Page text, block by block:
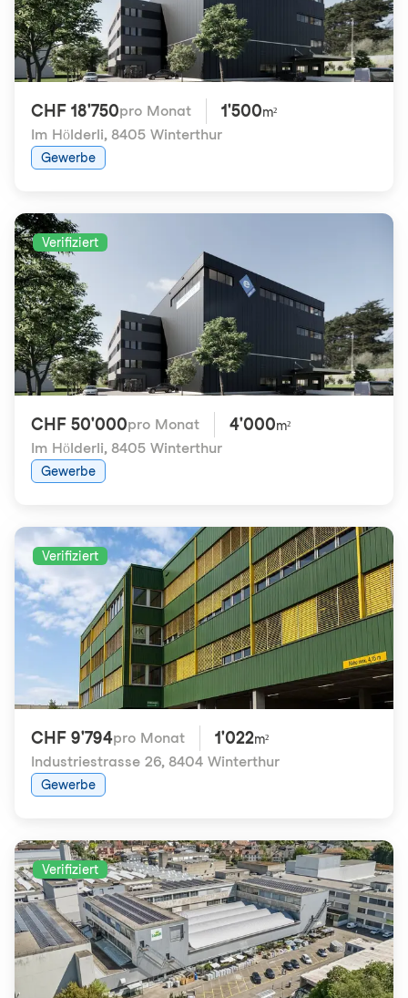
CHF 18'750pro Monat 1'500m²
Im Hölderli, 8405 Winterthur
Gewerbe
Verifiziert
CHF 50'000pro Monat 4'000m²
Im Hölderli, 8405 Winterthur
Gewerbe
Verifiziert
CHF 9'794pro Monat 1'022m²
Industriestrasse 26, 8404 Winterthur
Gewerbe
Verifiziert